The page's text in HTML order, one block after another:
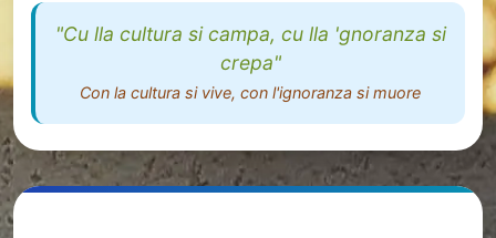
"Cu lla cultura si campa, cu lla 'gnoranza si
crepa"
Con la cultura si vive, con l'ignoranza si muore